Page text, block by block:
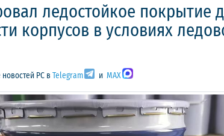
ледостойкое покрытие
корпусов в условиях
РС вTelegram иMAX